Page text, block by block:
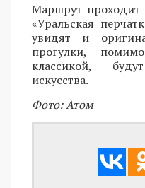
Маршрут проходит
«Уральская
увидят и
прогулки,
классикой,
искусства.
Фото: Атом